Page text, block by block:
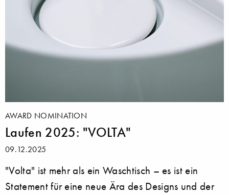
AWARD NOMINATION
Laufen 2025: "VOLTA"
09.12.2025
"Volta" ist mehr als ein Waschtisch – es ist ein
Statement für eine neue Ära des Designs und der